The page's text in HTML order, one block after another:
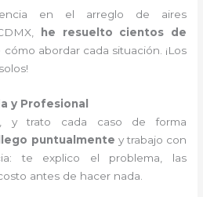
en el arreglo de aires
he resuelto cientos de
abordar cada situación. ¡Los
y Profesional
y trato cada caso de forma
llego puntualmente y trabajo con
te explico el problema, las
antes de hacer nada.